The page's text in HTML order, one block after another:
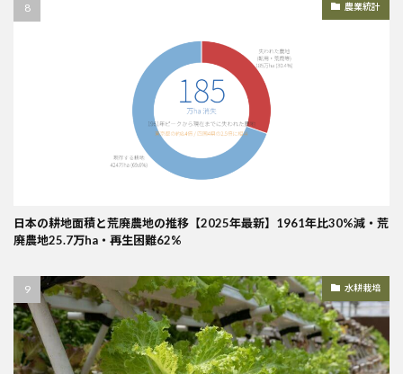
農業統計
日本の耕地面積と荒廃農地の推移【2025年最新】1961年比30%減・荒
廃農地25.7万ha・再生困難62%
水耕栽培